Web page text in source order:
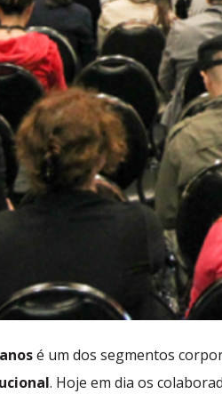
é um dos segmentos
. Hoje em dia os